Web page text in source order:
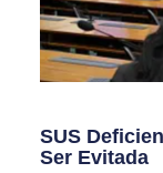
SUS
Ser Evitada